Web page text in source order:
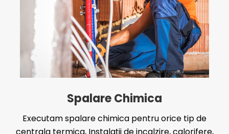
Spalare Chimica
Executam spalare chimica pentru orice tip de